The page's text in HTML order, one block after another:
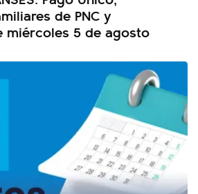
de PNC y
miércoles 5 de agosto